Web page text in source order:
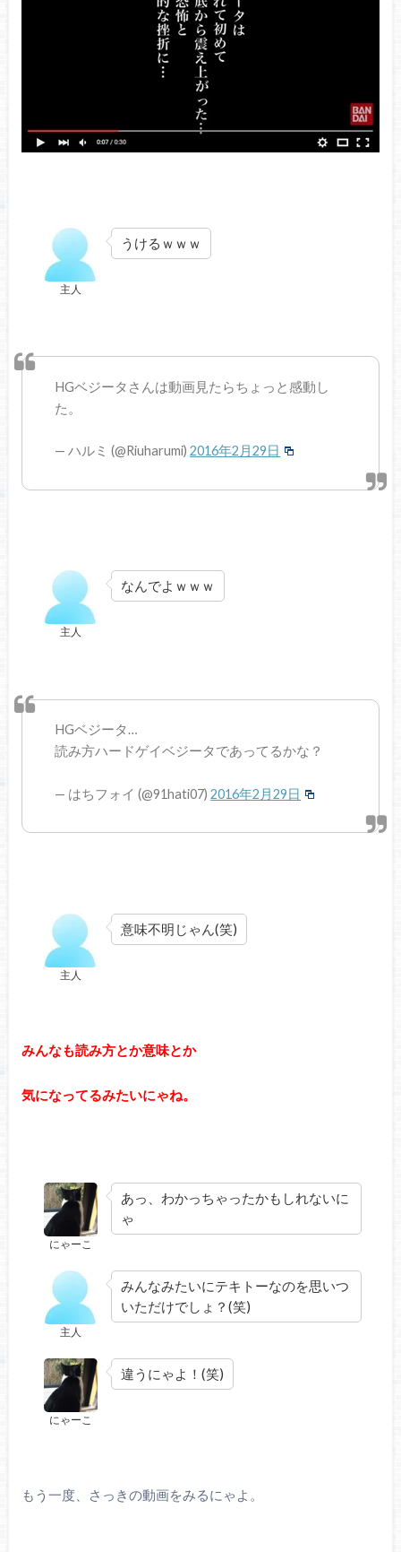
主人
うけるｗｗｗ
HGベジータさんは動画見たらちょっと感動し
た。
— ハルミ (@Riuharumi)2016年2月29日
主人
なんでよｗｗｗ
HGベジータ…
読み方ハードゲイベジータであってるかな？
— はちフォイ (@91hati07)2016年2月29日
主人
意味不明じゃん(笑)
みんなも読み方とか意味とか
気になってるみたいにゃね。
にゃーこ
あっ、わかっちゃったかもしれないに
ゃ
主人
みんなみたいにテキトーなのを思いつ
いただけでしょ？(笑)
にゃーこ
違うにゃよ！(笑)
もう一度、さっきの動画をみるにゃよ。